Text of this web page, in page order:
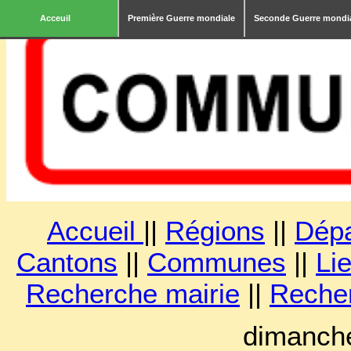
Acceuil Première Guerre mondiale Seconde Guerre
Accueil || Régions ||
Cantons || Communes ||
Recherche mairie ||